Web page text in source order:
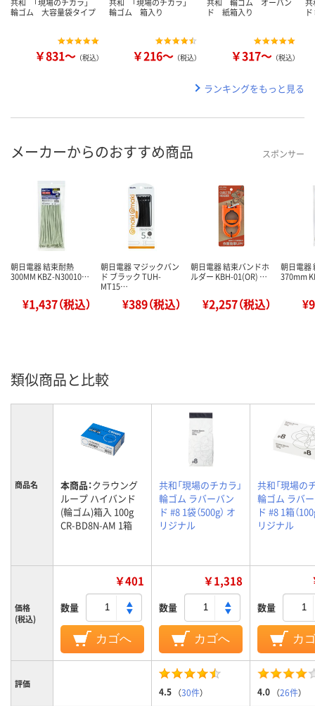
輪ゴム 大容量袋タイプ
￥831～ （税込）
輪ゴム 箱入り
￥216～ （税込）
ド 紙箱入り
￥317～ （税込）
ランキングをもっと見る
メーカーからのおすすめ商品 スポンサー
朝日電器 結束耐熱
300MM KBZ-N30010…
¥1,437（税込）
朝日電器 マジックバン
ド ブラック TUH-
MT15…
¥389（税込）
朝日電器 結束バンドホ
ルダー KBH-01(OR) …
¥2,257（税込）
朝日電器
370mm
類似商品と比較
商品名 本商品：クラウング
ループ ハイバンド
(輪ゴム)箱入 100g
CR-BD8N-AM 1箱
共和「現場のチカラ」
輪ゴム ラバーバン
ド #8 1袋（500g） オ
リジナル
共和「現場の
輪ゴム ラバ
ド #8 1箱（
リジナル
価格
(税込)
￥401
数量
カゴへ
￥1,318
数量
カゴへ
数量
カ
評価
4.5 （30件） 4.0 （26件）